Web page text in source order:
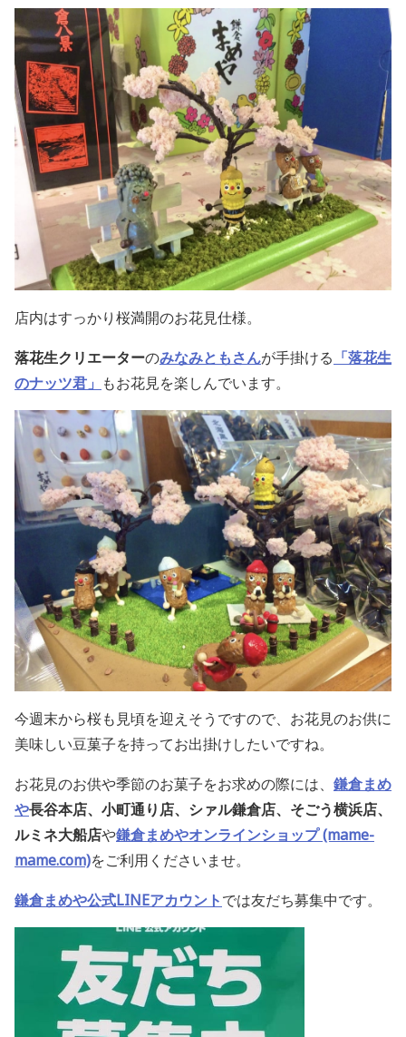
店内はすっかり桜満開のお花見仕様。
落花生クリエーターのみなみともさんが手掛ける 「落花生
のナッツ君」 もお花見を楽しんでいます。
今週末から桜も見頃を迎えそうですので、お花見のお供に
美味しい豆菓子を持ってお出掛けしたいですね。
お花見のお供や季節のお菓子をお求めの際には、 鎌倉まめ
や長谷本店、小町通り店、シァル鎌倉店、そごう横浜店、
ルミネ大船店や鎌倉まめやオンラインショップ (mame-
mame.com)をご利用くださいませ。
鎌倉まめや公式LINEアカウントでは友だち募集中です。